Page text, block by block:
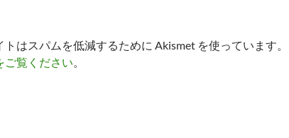
トはスパムを低減するために Akismet を使っています。
ご覧ください。